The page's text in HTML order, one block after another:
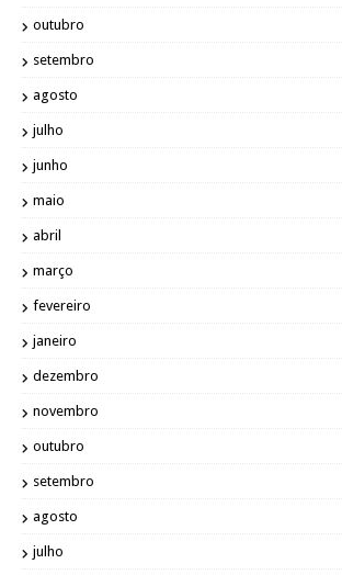
outubro
setembro
agosto
julho
junho
maio
abril
março
fevereiro
janeiro
dezembro
novembro
outubro
setembro
agosto
julho